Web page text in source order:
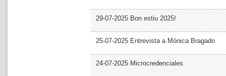
29-07-2025 Bon estiu 2025!
25-07-2025 Entrevista a Mónica Bragado
24-07-2025 Microcredenciales